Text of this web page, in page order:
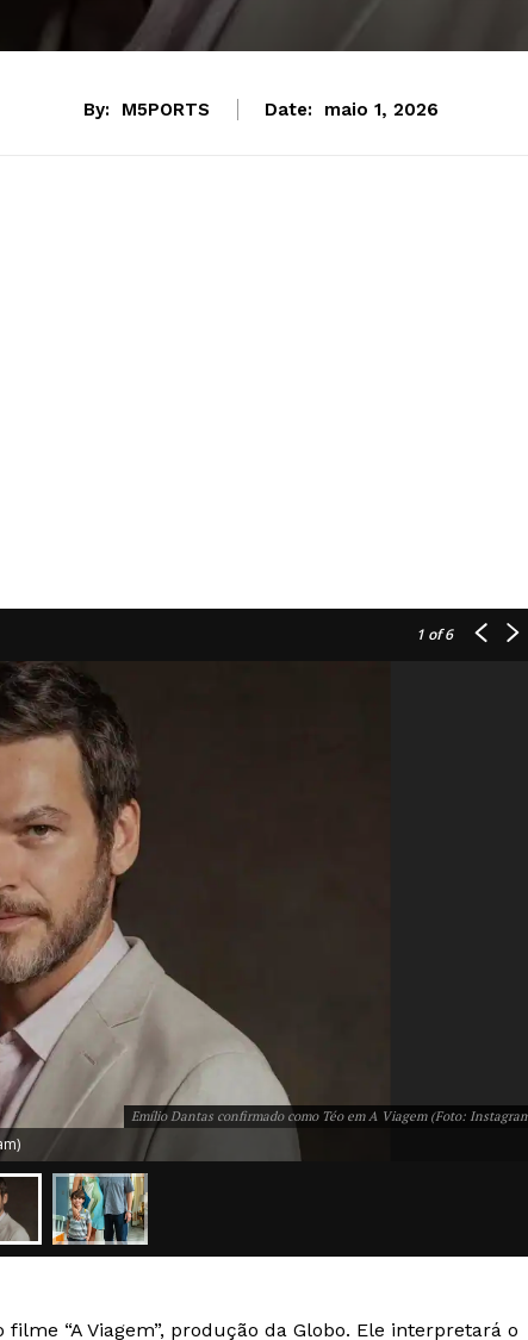
sobre
Sobre Nós
Anuncie
Contato
Transparência Editorial
Política de Privacidade e Cookies
By: M5PORTS Date: maio 1, 2026
1 of 6
Emílio Dantas confirmado como Téo em A Viagem (Foto:
“A Viagem”, produção da Globo. Ele interpretará o